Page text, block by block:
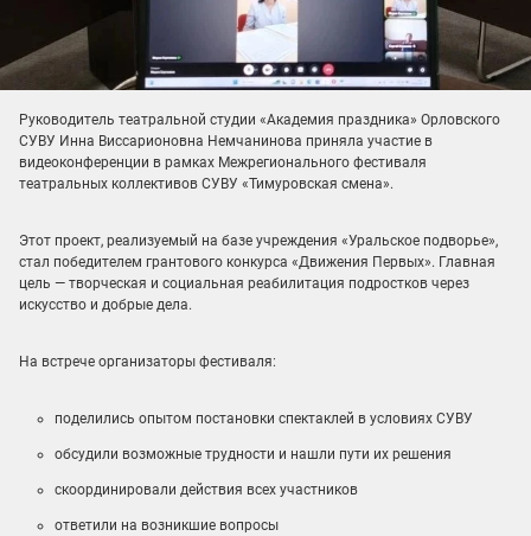
Руководитель театральной студии «Академия праздника» Орловского
СУВУ Инна Виссарионовна Немчанинова приняла участие в
видеоконференции в рамках Межрегионального фестиваля
театральных коллективов СУВУ «Тимуровская смена».
Этот проект, реализуемый на базе учреждения «Уральское подворье»,
стал победителем грантового конкурса «Движения Первых». Главная
цель — творческая и социальная реабилитация подростков через
искусство и добрые дела.
На встрече организаторы фестиваля:
поделились опытом постановки спектаклей в условиях СУВУ
обсудили возможные трудности и нашли пути их решения
скоординировали действия всех участников
ответили на возникшие вопросы